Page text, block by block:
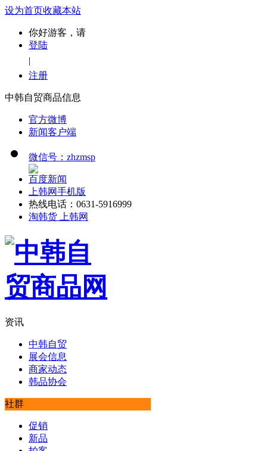
设为首页收藏本站
你好游客，请
登陆
|
注册
中韩自贸商品信息
官方微博
新闻客户端
微信号：zhzmsp
百度新闻
上韩网手机版
热线电话：0631-5916999
淘韩货 上韩网
资讯
中韩自贸
展会信息
商家动态
韩品协会
社群
促销
新品